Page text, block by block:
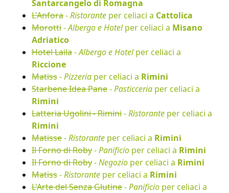
Santarcangelo di Romagna
L'Anfora-Ristorante per celiaci a Cattolica
Morotti-Albergo e Hotelper celiaci a Misano
Adriatico
Hotel Laila-Albergo e Hotelper celiaci a
Riccione
Matiss-Pizzeria per celiaci a Rimini
Starbene Idea Pane-Pasticceria per celiaci a
Rimini
Latteria Ugolini - Rimini-Ristorante per celiaci a
Rimini
Matisse-Ristorante per celiaci a Rimini
Il Forno di Roby-Panificio per celiaci a Rimini
Il Forno di Roby-Negozio per celiaci a Rimini
Matiss-Ristorante per celiaci a Rimini
L'Arte del Senza Glutine-Panificio per celiaci a